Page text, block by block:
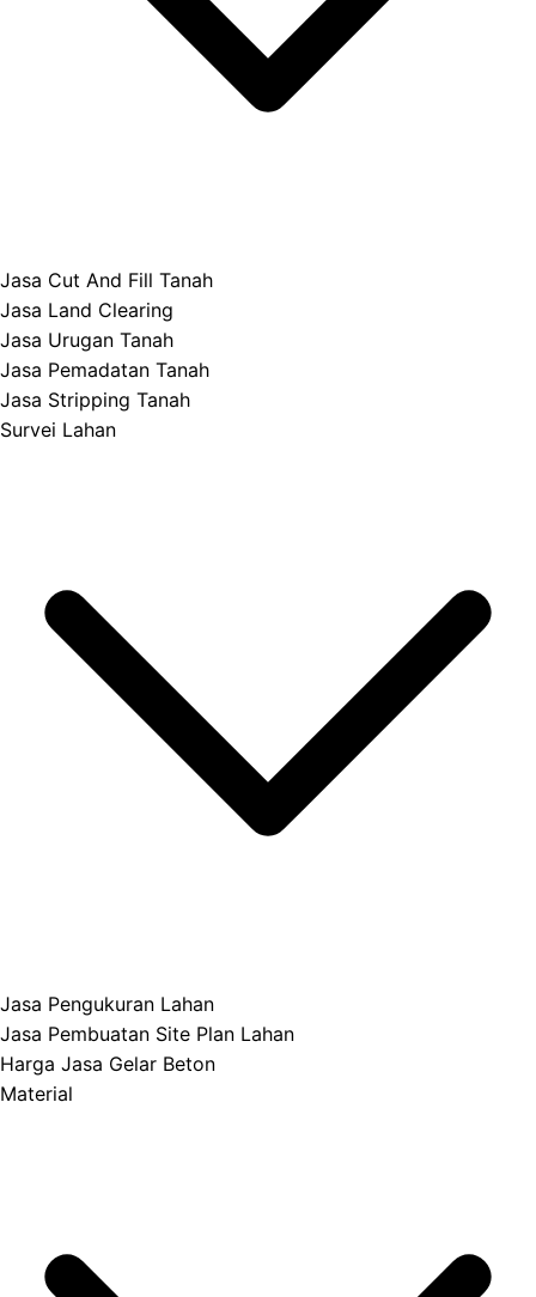
Jasa Cut And Fill Tanah
Jasa Land Clearing
Jasa Urugan Tanah
Jasa Pemadatan Tanah
Jasa Stripping Tanah
Survei Lahan
Jasa Pengukuran Lahan
Jasa Pembuatan Site Plan Lahan
Harga Jasa Gelar Beton
Material